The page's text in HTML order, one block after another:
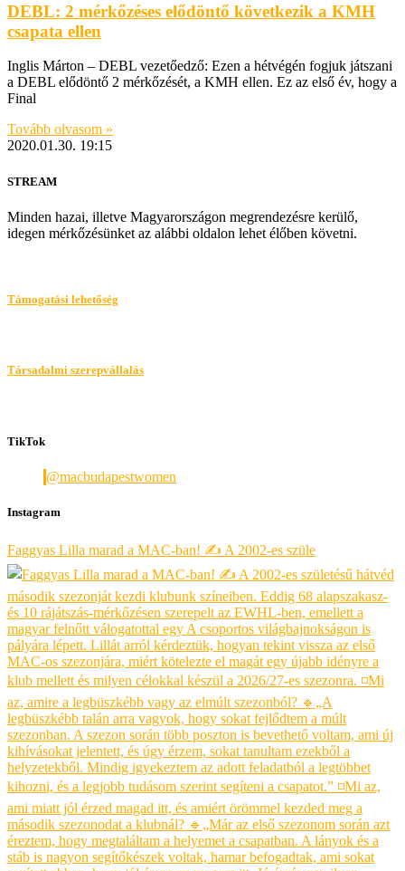
DEBL: 2 mérkőzéses elődöntő következik a KMH
csapata ellen
Inglis Márton – DEBL vezetőedző: Ezen a hétvégén fogjuk játszani
a DEBL elődöntő 2 mérkőzését, a KMH ellen. Ez az első év, hogy a
Final
Tovább olvasom »
2020.01.30. 19:15
STREAM
Minden hazai, illetve Magyarországon megrendezésre kerülő,
idegen mérkőzésünket az alábbi oldalon lehet élőben követni.
Támogatási lehetőség
Társadalmi szerepvállalás
TikTok
@macbudapestwomen
Instagram
Faggyas Lilla marad a MAC-ban! ✍️ A 2002-es szüle